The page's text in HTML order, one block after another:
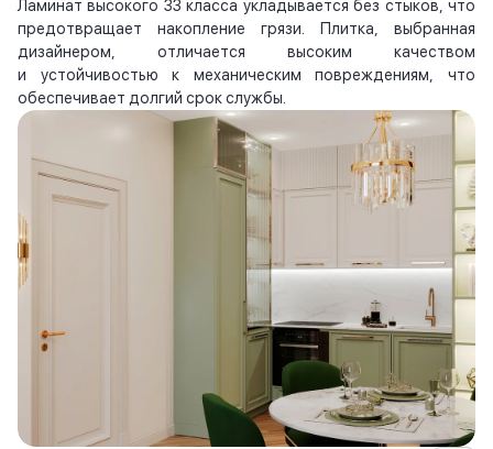
Ламинат высокого 33 класса укладывается без стыков, что
предотвращает накопление грязи. Плитка, выбранная
дизайнером, отличается высоким качеством
и устойчивостью к механическим повреждениям, что
обеспечивает долгий срок службы.